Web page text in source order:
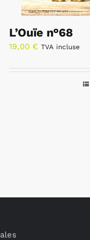
L’Ouïe n°68
19,00 € TVA incluse